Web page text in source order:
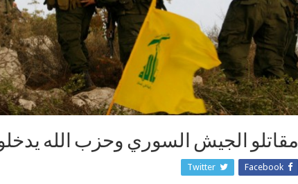
مقاتلو الجيش السوري وحزب الله
Facebook
Twitter